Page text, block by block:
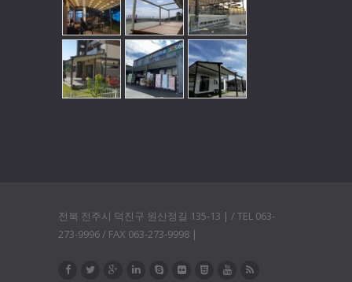
전북 전주시 덕진구 원산정길 135-13 | / TEL 063-
273-9996 / FAX 063-273-9998 |